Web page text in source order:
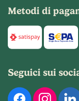
Metodi di
Di seguito sono
Seguici sui
Di seguito sono